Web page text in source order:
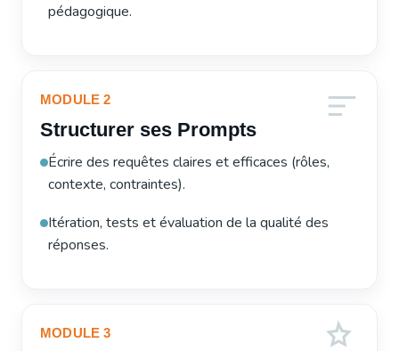
pédagogique.
MODULE 2
Structurer ses Prompts
Écrire des requêtes claires et efficaces (rôles,
contexte, contraintes).
Itération, tests et évaluation de la qualité des
réponses.
MODULE 3